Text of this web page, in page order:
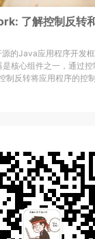
了解控制反转
的Java应用程序开发
核心组件之一，通过
制反转将应用程序的控